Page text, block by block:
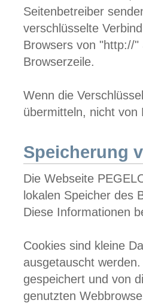
Seitenbetreiber
verschlüsselte
Browsers von "http://
Browserzeile.
Wenn die
übermitteln, nicht von
Speicherung
Die Webseite
lokalen Speicher des
Diese Informationen
Cookies sind kleine
ausgetauscht
gespeichert und von
genutzten